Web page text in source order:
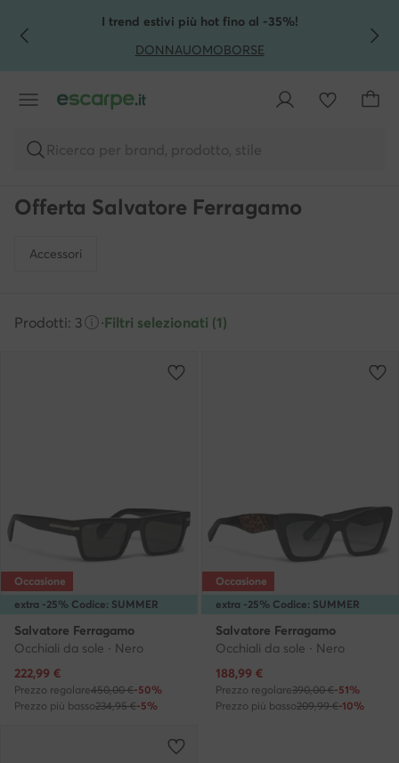
VAI AL CONTENUTO PRINCIPALE
VAI ALLA RICERCAI trend estivi più hot fino al -35%!
DONNAUOMOBORSE
Ricerca per brand, prodotto, stile
Offerta Salvatore Ferragamo
Accessori
Prodotti: 3 ·Filtri selezionati (1)
extra -25% Codice: SUMMER
Occasione
Salvatore Ferragamo
Occhiali da sole · Nero
Prezzo attuale
222,99 €
Prezzo regolare450,00 €-50%
Prezzo più basso234,95 €-5%
extra -25% Codice: SUMMER
Occasione
Salvatore Ferragamo
Occhiali da sole · Nero
Prezzo attuale
188,99 €
Prezzo regolare390,00 €-51%
Prezzo più basso209,99 €-10%